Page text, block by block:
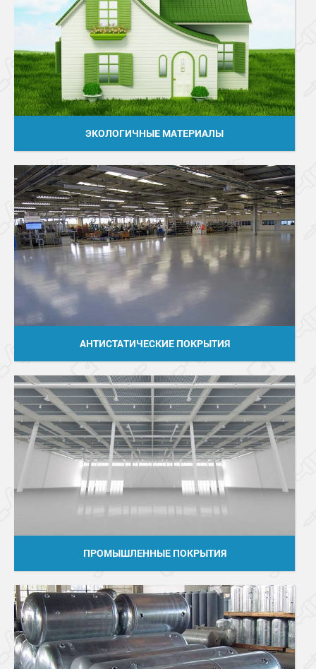
ЭКОЛОГИЧНЫЕ МАТЕРИАЛЫ
АНТИСТАТИЧЕСКИЕ ПОКРЫТИЯ
ПРОМЫШЛЕННЫЕ ПОКРЫТИЯ